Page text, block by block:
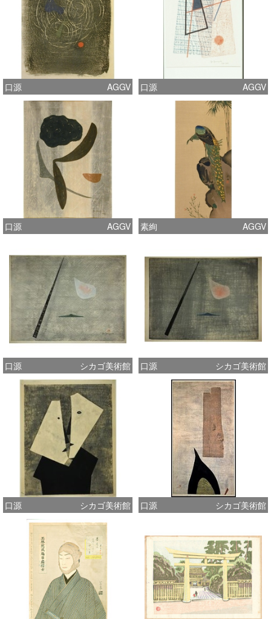
口源 AGGV 口源 AGGV
口源 AGGV 素絢 AGGV
口源 シカゴ美術館 口源 シカゴ美術館
口源 シカゴ美術館 口源 シカゴ美術館